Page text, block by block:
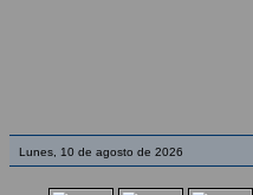
Lunes, 10 de agosto de 2026